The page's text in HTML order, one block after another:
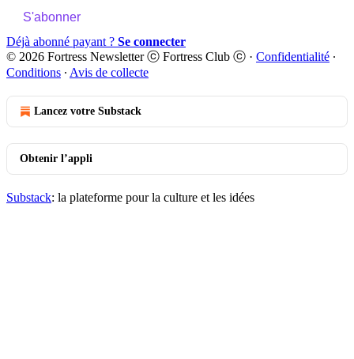
S'abonner
Déjà abonné payant ? Se connecter
© 2026 Fortress Newsletter ⓒ Fortress Club ⓒ · Confidentialité ∙
Conditions ∙ Avis de collecte
Lancez votre Substack
Obtenir l’appli
Substack: la plateforme pour la culture et les idées